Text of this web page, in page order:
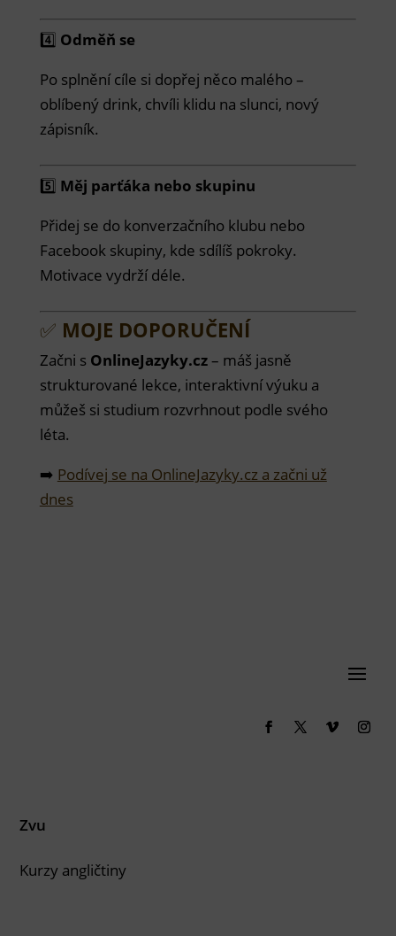
4️⃣ Odměň se
Po splnění cíle si dopřej něco malého –
oblíbený drink, chvíli klidu na slunci, nový
zápisník.
5️⃣ Měj parťáka nebo skupinu
Přidej se do konverzačního klubu nebo
Facebook skupiny, kde sdílíš pokroky.
Motivace vydrží déle.
✅ MOJE DOPORUČENÍ
Začni s OnlineJazyky.cz– máš jasně
strukturované lekce, interaktivní výuku a
můžeš si studium rozvrhnout podle svého
léta.
➡️ Podívej se na OnlineJazyky.cz a začni už
dnes
Zvu
Kurzy angličtiny